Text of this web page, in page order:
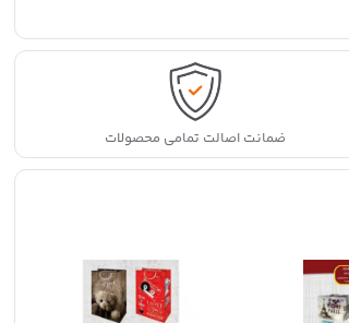
ضمانت اصالت تمامی محصولات